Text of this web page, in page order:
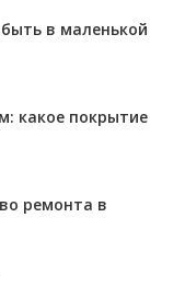
в маленькой
какое покрытие
ремонта в